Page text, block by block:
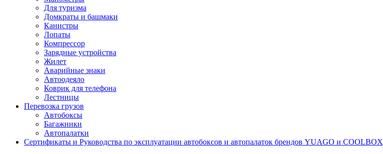
Для туризма
Домкраты и башмаки
Канистры
Лопаты
Компрессор
Зарядные устройства
Жилет
Аварийные знаки
Автоодеяло
Коврик для телефона
Лестницы
Перевозка грузов
Автобоксы
Багажники
Автопалатки
Сертификаты и Руководства по эксплуатации автобоксов и автопалаток брендов YUAGO и COOLBOX